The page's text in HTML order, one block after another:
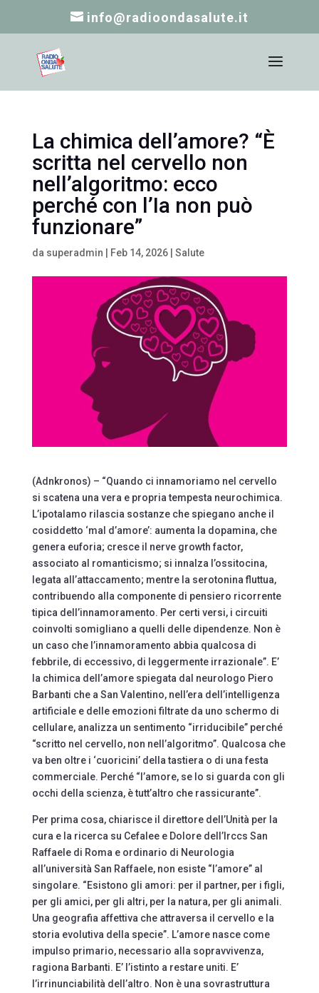
info@radioondasalute.it
La chimica dell’amore? “È
scritta nel cervello non
nell’algoritmo: ecco
perché con l’Ia non può
funzionare”
da superadmin Feb 14, 2026| Salute
(Adnkronos) – “Quando ci innamoriamo nel cervello
si scatena una vera e propria tempesta neurochimica.
L’ipotalamo rilascia sostanze che spiegano anche il
cosiddetto ‘mal d’amore’: aumenta la dopamina, che
genera euforia; cresce il nerve growth factor,
associato al romanticismo; si innalza l’ossitocina,
legata all’attaccamento; mentre la serotonina fluttua,
contribuendo alla componente di pensiero ricorrente
tipica dell’innamoramento. Per certi versi, i circuiti
coinvolti somigliano a quelli delle dipendenze. Non è
un caso che l’innamoramento abbia qualcosa di
febbrile, di eccessivo, di leggermente irrazionale”. E’
la chimica dell’amore spiegata dal neurologo Piero
Barbanti che a San Valentino, nell’era dell’intelligenza
artificiale e delle emozioni filtrate da uno schermo di
cellulare, analizza un sentimento “irriducibile” perché
“scritto nel cervello, non nell’algoritmo”. Qualcosa che
va ben oltre i ‘cuoricini’ della tastiera o di una festa
commerciale. Perché “l’amore, se lo si guarda con gli
occhi della scienza, è tutt’altro che rassicurante”.
Per prima cosa, chiarisce il direttore dell’Unità per la
cura e la ricerca su Cefalee e Dolore dell’Irccs San
Raffaele di Roma e ordinario di Neurologia
all’università San Raffaele, non esiste “l’amore” al
singolare. “Esistono gli amori: per il partner, per i figli,
per gli amici, per gli altri, per la natura, per gli animali.
Una geografia affettiva che attraversa il cervello e la
storia evolutiva della specie”. L’amore nasce come
impulso primario, necessario alla sopravvivenza,
ragiona Barbanti. E’ l’istinto a restare uniti. E’
l’irrinunciabilità dell’altro. Non è una sovrastruttura